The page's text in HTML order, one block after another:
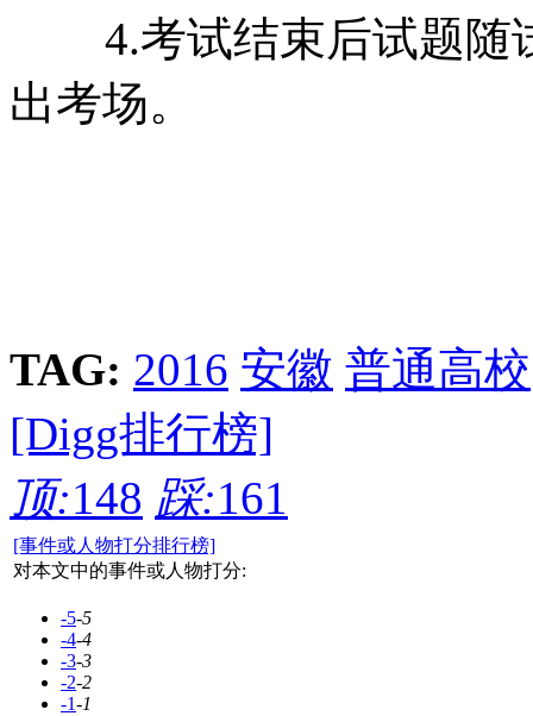
4.考试结束后试题随
出考场。
TAG: 2016 安徽 普通高校
[Digg排行榜]
顶:148 踩:161
[事件或人物打分排行榜]
对本文中的事件或人物打分:
-5-5
-4-4
-3-3
-2-2
-1-1